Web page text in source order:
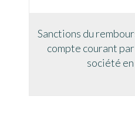
Sanctions du
compte courant
société